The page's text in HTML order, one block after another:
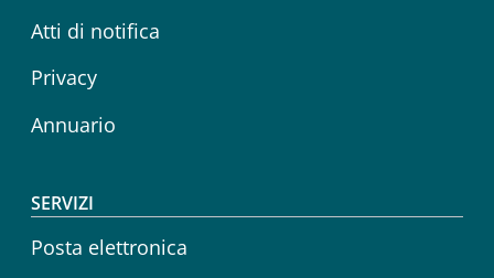
Atti di notifica
Privacy
Annuario
SERVIZI
Posta elettronica